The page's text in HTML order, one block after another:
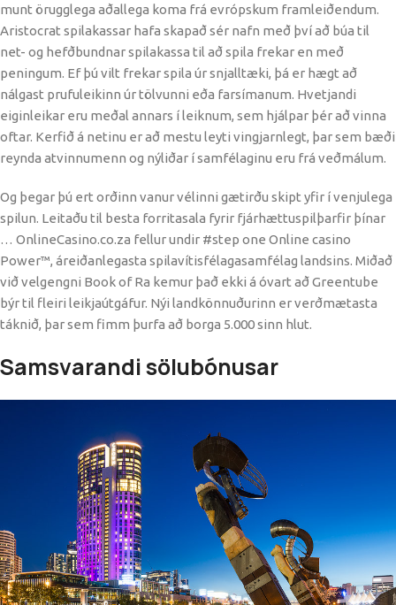
munt örugglega aðallega koma frá evrópskum framleiðendum.
Aristocrat spilakassar hafa skapað sér nafn með því að búa til
net- og hefðbundnar spilakassa til að spila frekar en með
peningum. Ef þú vilt frekar spila úr snjalltæki, þá er hægt að
nálgast prufuleikinn úr tölvunni eða farsímanum. Hvetjandi
eiginleikar eru meðal annars í leiknum, sem hjálpar þér að vinna
oftar. Kerfið á netinu er að mestu leyti vingjarnlegt, þar sem bæði
reynda atvinnumenn og nýliðar í samfélaginu eru frá veðmálum.
Og þegar þú ert orðinn vanur vélinni gætirðu skipt yfir í venjulega
spilun. Leitaðu til besta forritasala fyrir fjárhættuspilþarfir þínar
… OnlineCasino.co.za fellur undir #step one Online casino
Power™, áreiðanlegasta spilavítisfélagasamfélag landsins. Miðað
við velgengni Book of Ra kemur það ekki á óvart að Greentube
býr til fleiri leikjaútgáfur. Nýi landkönnuðurinn er verðmætasta
táknið, þar sem fimm þurfa að borga 5.000 sinn hlut.
Samsvarandi sölubónusar